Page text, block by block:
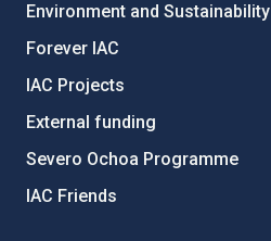
Environment and Sustainability
Forever IAC
IAC Projects
External funding
Severo Ochoa Programme
IAC Friends